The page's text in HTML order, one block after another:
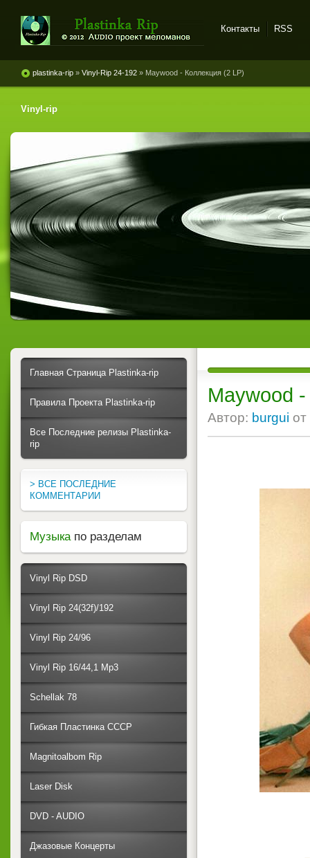
винила и магнитоальбомов
Контакты RSS
plastinka-rip » Vinyl-Rip 24-192 » Maywood - Коллекция (2 LP)
Vinyl-rip
Maywood
Автор: burgui от
Главная Страница Plastinka-rip
Правила Проекта Plastinka-rip
Все Последние релизы Plastinka-
rip
> ВСЕ ПОСЛЕДНИЕ
КОММЕНТАРИИ
Музыка по разделам
Vinyl Rip DSD
Vinyl Rip 24(32f)/192
Vinyl Rip 24/96
Vinyl Rip 16/44,1 Mp3
Schellak 78
Гибкая Пластинка СССР
Magnitoalbom Rip
Laser Disk
DVD - AUDIO
Джазовые Концерты